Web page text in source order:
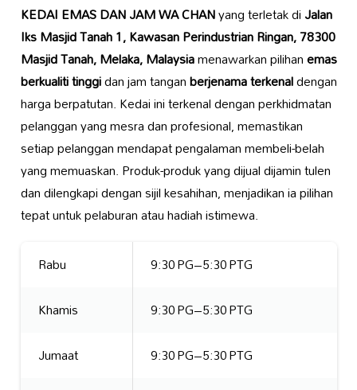
KEDAI EMAS DAN JAM WA CHANyang terletak diJalan
Iks Masjid Tanah 1, Kawasan Perindustrian Ringan, 78300
Masjid Tanah, Melaka, Malaysiamenawarkan pilihanemas
berkualiti tinggidan jam tanganberjenama terkenaldengan
harga berpatutan. Kedai ini terkenal dengan perkhidmatan
pelanggan yang mesra dan profesional, memastikan
setiap pelanggan mendapat pengalaman membeli-belah
yang memuaskan. Produk-produk yang dijual dijamin tulen
dan dilengkapi dengan sijil kesahihan, menjadikan ia pilihan
tepat untuk pelaburan atau hadiah istimewa.
Rabu
9:30 PG–5:30 PTG
Khamis
9:30 PG–5:30 PTG
Jumaat
9:30 PG–5:30 PTG